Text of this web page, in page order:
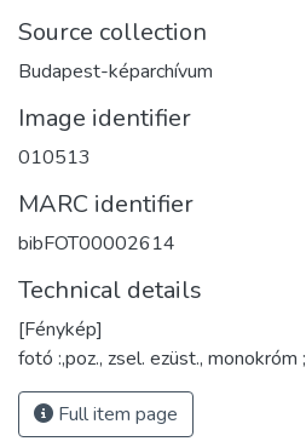
Source collection
Budapest-képarchívum
Image identifier
010513
MARC identifier
bibFOT00002614
Technical details
[Fénykép]
fotó :,poz., zsel. ezüst., monokróm ;
Full item page